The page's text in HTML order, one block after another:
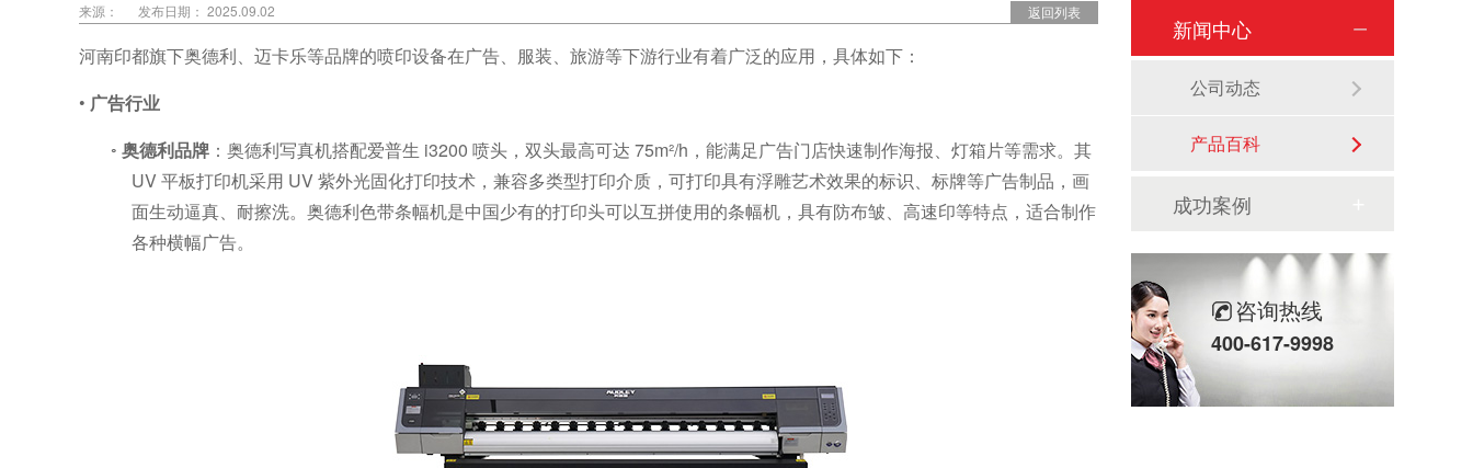
返回列表
来源： 发布日期： 2025.09.02
河南印都旗下奥德利、迈卡乐等品牌的喷印设备在广告、服装、旅游等下游行业有着广泛的应用，具体如下：
• 广告行业
◦ 奥德利品牌：奥德利写真机搭配爱普生 i3200 喷头，双头最高可达 75m²/h ，能满足广告门店快速制作海报、灯箱片等需求。其
UV 平板打印机采用 UV 紫外光固化打印技术，兼容多类型打印介质，可打印具有浮雕艺术效果的标识、标牌等广告制品，画
面生动逼真、耐擦洗。奥德利色带条幅机是中国少有的打印头可以互拼使用的条幅机，具有防布皱、高速印等特点，适合制作
各种横幅广告。
新闻中心
公司动态
产品百科
成功案例
咨询热线
400-617-9998